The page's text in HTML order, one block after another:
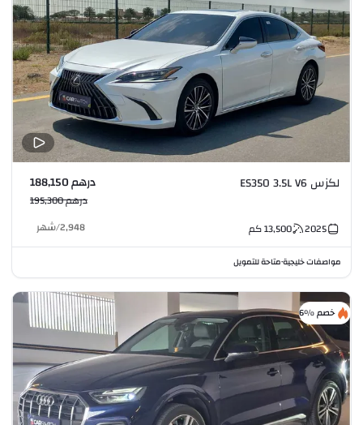
لكزس ES350 3.5L V6 درهم 188,150
درهم 195,300
2025
13,500كم 2,948
/شهر
مواصفات خليجية•متاحة للتمويل
خصم %6